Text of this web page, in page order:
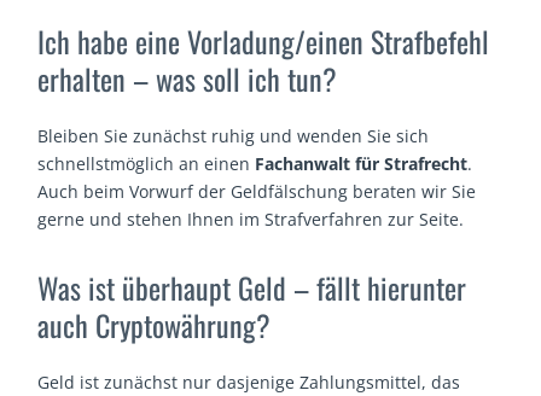
Ich habe eine Vorladung/einen Strafbefehl
erhalten – was soll ich tun?
Bleiben Sie zunächst ruhig und wenden Sie sich
schnellstmöglich an einen Fachanwalt für Strafrecht.
Auch beim Vorwurf der Geldfälschung beraten wir Sie
gerne und stehen Ihnen im Strafverfahren zur Seite.
Was ist überhaupt Geld – fällt hierunter
auch Cryptowährung?
Geld ist zunächst nur dasjenige Zahlungsmittel, das